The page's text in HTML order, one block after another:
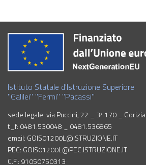
Progetti
Istituto Statale d'Istruzione Superiore
"Galilei" "Fermi" "Pacassi"
sede legale: via Puccini, 22 _ 34170 _ Gorizia
t_f: 0481.530048 _ 0481.536865
email: GOIS01200L@ISTRUZIONE.IT
PEC: GOIS01200L@PEC.ISTRUZIONE.IT
C.F.: 91050750313